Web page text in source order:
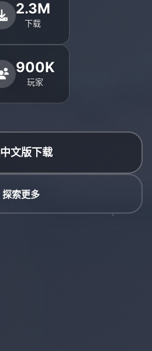
2.3M
下载
900K
玩家
中文版下载
探索更多